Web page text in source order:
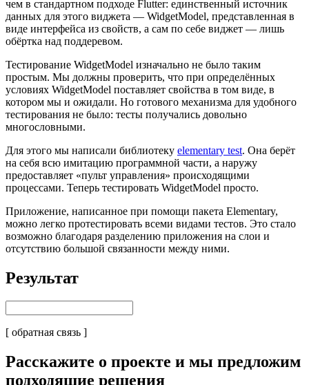
чем в стандартном подходе Flutter: единственный источник
данных для этого виджета — WidgetModel, представленная в
виде интерфейса из свойств, а сам по себе виджет — лишь
обёртка над поддеревом.
Тестирование WidgetModel изначально не было таким
простым. Мы должны проверить, что при определённых
условиях WidgetModel поставляет свойства в том виде, в
котором мы и ожидали. Но готового механизма для удобного
тестирования не было: тесты получались довольно
многословными.
Для этого мы написали библиотеку elementary test. Она берёт
на себя всю имитацию программной части, а наружу
предоставляет «пульт управления» происходящими
процессами. Теперь тестировать WidgetModel просто.
Приложение, написанное при помощи пакета Elementary,
можно легко протестировать всеми видами тестов. Это стало
возможно благодаря разделению приложения на слои и
отсутствию большой связанности между ними.
Результат
[ обратная связь ]
Расскажите о проекте и мы предложим
подходящие решения